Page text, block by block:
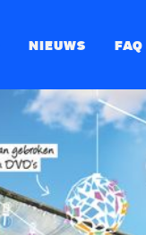
NIEUWS FAQ